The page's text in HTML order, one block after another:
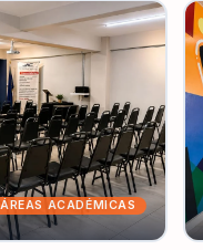
ÁREAS ACADÉMICAS